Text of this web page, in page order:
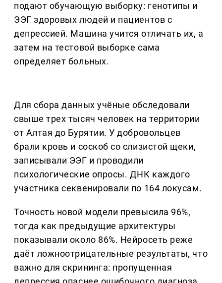
подают обучающую выборку: генотипы и
ЭЭГ здоровых людей и пациентов с
депрессией. Машина учится отличать их, а
затем на тестовой выборке сама
определяет больных.
Для сбора данных учёные обследовали
свыше трех тысяч человек на территории
от Алтая до Бурятии. У добровольцев
брали кровь и соскоб со слизистой щеки,
записывали ЭЭГ и проводили
психологические опросы. ДНК каждого
участника секвенировали по 164 локусам.
Точность новой модели превысила 96%,
тогда как предыдущие архитектуры
показывали около 86%. Нейросеть реже
даёт ложноотрицательные результаты, что
важно для скрининга: пропущенная